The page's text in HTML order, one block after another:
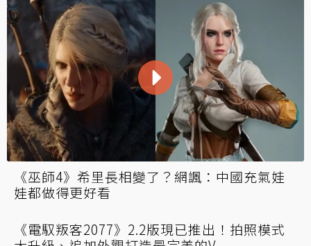
《巫師4》希里長相變了？網諷：中國充氣娃
娃都做得更好看